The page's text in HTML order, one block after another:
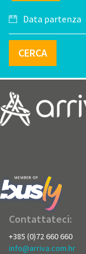
CERCA
Contattateci:
+385 (0)72 660 660
info@arriva.com.hr